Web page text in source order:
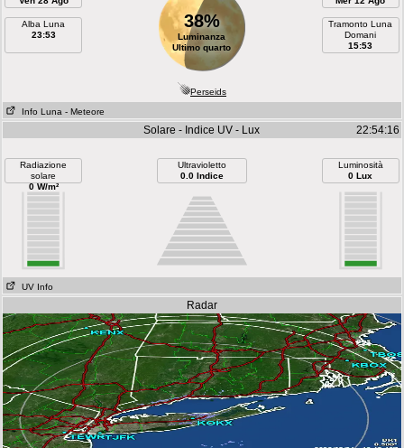
Alba Luna
23:53
38%
Luminanza
Ultimo quarto
Tramonto Luna
Domani
15:53
Perseids
Info Luna - Meteore
Solare - Indice UV - Lux 22:54:16
Radiazione
solare
0 W/m²
Ultravioletto
0.0 Indice
Luminosità
0 Lux
UV Info
Radar